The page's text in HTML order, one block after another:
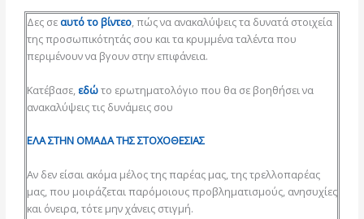
Δες σε αυτό το βίντεο, πώς να ανακαλύψεις τα δυνατά στοιχεία
της προσωπικότητάς σου και τα κρυμμένα ταλέντα που
περιμένουν να βγουν στην επιφάνεια.
Κατέβασε, εδώτο ερωτηματολόγιο που θα σε βοηθήσει να
ανακαλύψεις τις δυνάμεις σου
ΕΛΑ ΣΤΗΝ ΟΜΑΔΑ ΤΗΣ ΣΤΟΧΟΘΕΣΙΑΣ
Αν δεν είσαι ακόμα μέλος της παρέας μας, της τρελλοπαρέας
μας, που μοιράζεται παρόμοιους προβληματισμούς, ανησυχίες
και όνειρα, τότε μην χάνεις στιγμή.